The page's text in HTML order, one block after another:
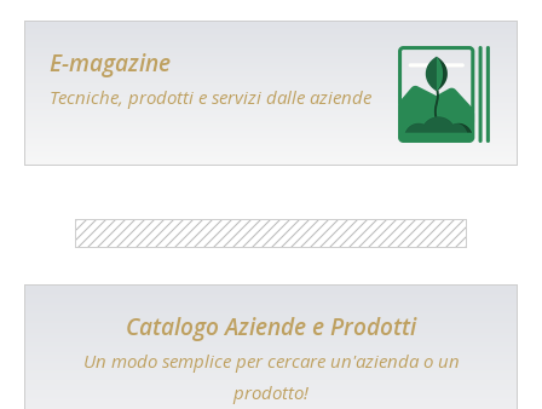
E-magazine
Tecniche, prodotti e servizi dalle aziende
Catalogo Aziende e Prodotti
Un modo semplice per cercare un'azienda o un
prodotto!